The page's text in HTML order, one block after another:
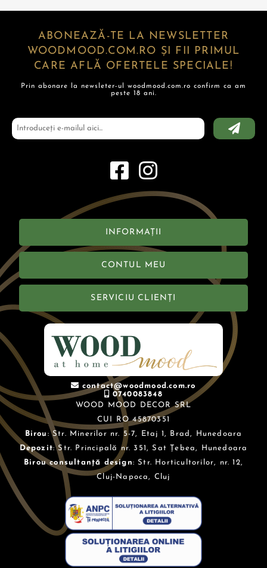
ABONEAZĂ-TE LA NEWSLETTER
WOODMOOD.COM.RO ȘI FII PRIMUL
CARE AFLĂ OFERTELE SPECIALE!
Prin abonare la newsleter-ul woodmood.com.ro confirm ca am
peste 18 ani.
INFORMAȚII
CONTUL MEU
SERVICIU CLIENȚI
contact@woodmood.com.ro
0740083848
WOOD MOOD DECOR SRL
CUI RO 45870351
Birou : Str. Minerilor nr. 5-7, Etaj 1, Brad, Hunedoara
Depozit: Str. Principală nr. 351, Sat Țebea, Hunedoara
Birou consultanță design: Str. Horticultorilor, nr. 12,
Cluj-Napoca, Cluj